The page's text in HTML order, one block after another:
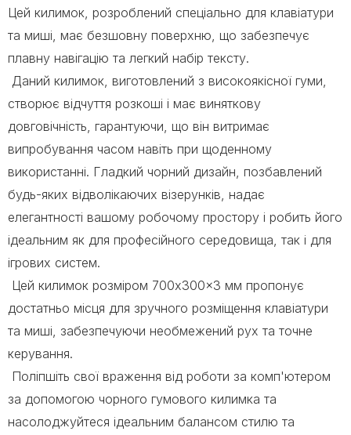
Цей килимок, розроблений спеціально для клавіатури
та миші, має безшовну поверхню, що забезпечує
плавну навігацію та легкий набір тексту.
Даний килимок, виготовлений з високоякісної гуми,
створює відчуття розкоші і має виняткову
довговічність, гарантуючи, що він витримає
випробування часом навіть при щоденному
використанні. Гладкий чорний дизайн, позбавлений
будь-яких відволікаючих візерунків, надає
елегантності вашому робочому простору і робить його
ідеальним як для професійного середовища, так і для
ігрових систем.
Цей килимок розміром 700x300x3 мм пропонує
достатньо місця для зручного розміщення клавіатури
та миші, забезпечуючи необмежений рух та точне
керування.
Поліпшіть свої враження від роботи за комп'ютером
за допомогою чорного гумового килимка та
насолоджуйтеся ідеальним балансом стилю та